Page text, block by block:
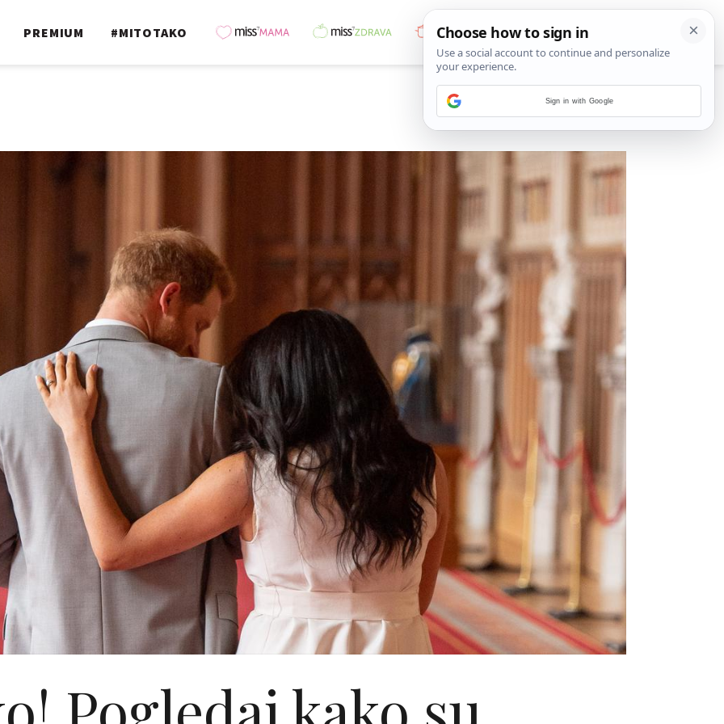
PREMIUM #MITOTAKO
Sign in with Google